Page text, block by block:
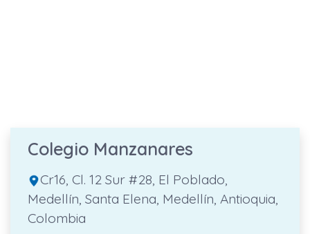
Colegio Manzanares
Cr16, Cl. 12 Sur #28, El Poblado,
Medellín, Santa Elena, Medellín, Antioquia,
Colombia